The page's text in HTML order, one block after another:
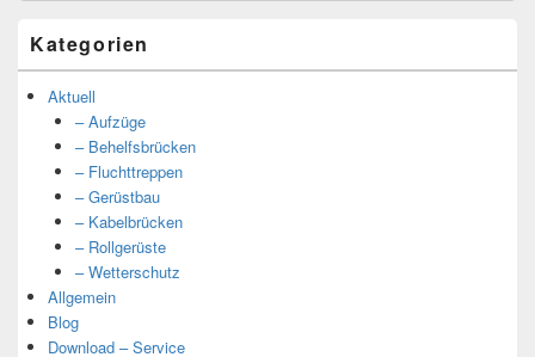
Kategorien
Aktuell
– Aufzüge
– Behelfsbrücken
– Fluchttreppen
– Gerüstbau
– Kabelbrücken
– Rollgerüste
– Wetterschutz
Allgemein
Blog
Download – Service